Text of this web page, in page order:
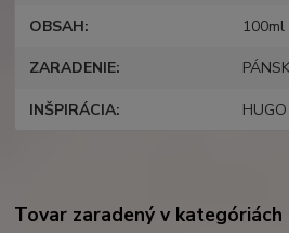
OBSAH 100ml
ZARADENIE
INŠPIRÁCIA
Tovar zaradený v kategóriách